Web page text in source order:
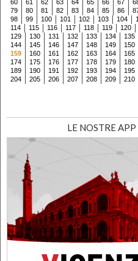
60 61 62 63 64 65 66 67
79
80 81 82 83 84 85 86
98
99 100 101 102 103 104
114
115 116 117 118 119 120
129
130 131 132 133 134 135
144
145 146 147 148 149 150
159
160 161 162 163 164 165
174
175 176 177 178 179 180
189
190 191 192 193 194 195
204
205 206 207 208 209 210
LE NOSTRE APP